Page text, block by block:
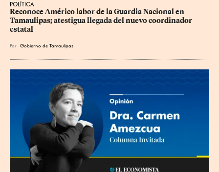
POLÍTICA
Reconoce Américo labor de la Guardia Nacional en
Tamaulipas; atestigua llegada del nuevo coordinador
estatal
Por Gobierno de Tamaulipas